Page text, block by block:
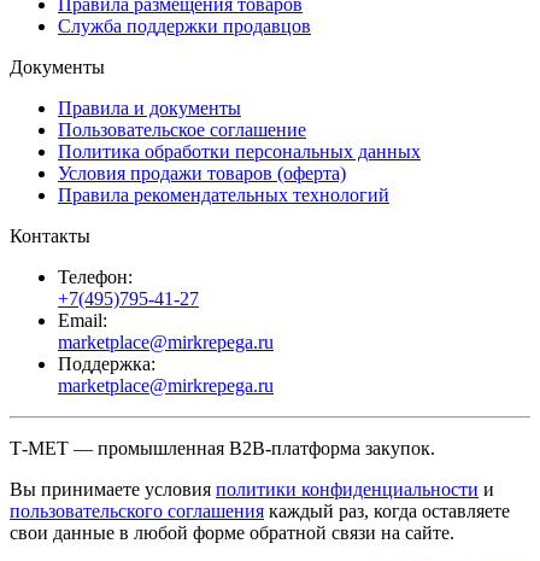
Служба поддержки продавцов
Документы
Правила и документы
Пользовательское соглашение
Политика обработки персональных данных
Условия продажи товаров (оферта)
Правила рекомендательных технологий
Контакты
Телефон:
+7(495)795-41-27
Email:
marketplace@mirkrepega.ru
Поддержка:
marketplace@mirkrepega.ru
Т-МЕТ — промышленная B2B-платформа закупок.
Вы принимаете условия политики конфиденциальности и
пользовательского соглашения каждый раз, когда оставляете
свои данные в любой форме обратной связи на сайте.